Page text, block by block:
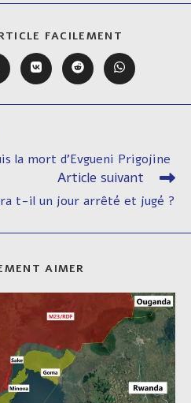
FACILEMENT
CE
CONTENU
Ouvrir
dans
autre
Ouvrir
dans
autre
Ouvrir
dans
autre
la mort d’Evgueni Prigojine
Article suivant
t-il un jour arrêté et jugé ?
AIMER